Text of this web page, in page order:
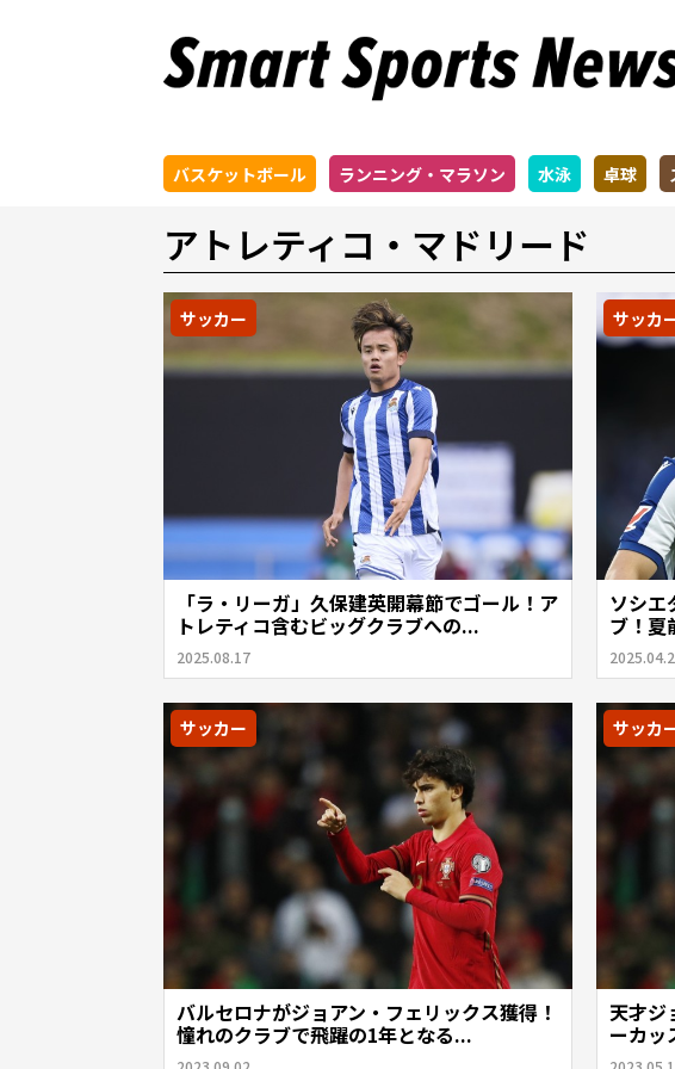
バスケットボール ランニング・マラソン 水泳 卓球
アトレティコ・マドリード
サッカー
「ラ・リーガ」久保建英開幕節でゴール！ア
トレティコ含むビッグクラブへの...
2025.08.17
サッカ
ソシエ
ブ！夏
サッカー
バルセロナがジョアン・フェリックス獲得！
憧れのクラブで飛躍の1年となる...
サッカ
天才ジ
ーカッ